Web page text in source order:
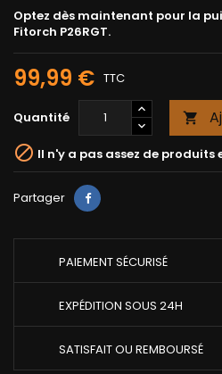
Optez dès maintenant pour la
Fitorch P26RGT.
99,99 € TTC
Quantité 
 Il n'y a pas assez de produits
Partager
PAIEMENT SÉCURISÉ
EXPÉDITION SOUS 24H
SATISFAIT OU REMBOURSÉ